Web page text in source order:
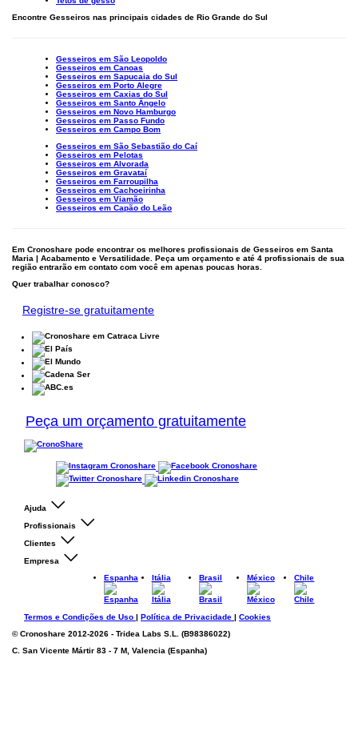
Encontre Gesseiros nas principais cidades de Rio Grande do Sul
Gesseiros em São Leopoldo
Gesseiros em Canoas
Gesseiros em Sapucaia do Sul
Gesseiros em Porto Alegre
Gesseiros em Caxias do Sul
Gesseiros em Santo Ângelo
Gesseiros em Novo Hamburgo
Gesseiros em Passo Fundo
Gesseiros em Campo Bom
Gesseiros em São Sebastião do Caí
Gesseiros em Pelotas
Gesseiros em Alvorada
Gesseiros em Gravataí
Gesseiros em Farroupilha
Gesseiros em Cachoeirinha
Gesseiros em Viamão
Gesseiros em Capão do Leão
Em Cronoshare pode encontrar os melhores profissionais de Gesseiros em Santa
Maria | Acabamento e Versatilidade. Peça um orçamento e até 4 profissionais de sua
região entrarão em contato com você em apenas poucas horas.
Quer trabalhar conosco?
Registre-se gratuitamente
Peça um orçamento gratuitamente
Ajuda
Profissionais
Clientes
Empresa
Espanha
Itália Brasil México Chile
Termos e Condições de Uso | Política de Privacidade | Cookies
©Cronoshare 2012-2026 - Tridea Labs S.L. (B98386022)
C. San Vicente Mártir 83 - 7 M, Valencia (Espanha)